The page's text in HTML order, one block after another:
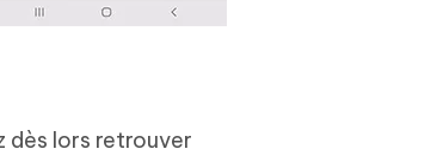
dès lors retrouver